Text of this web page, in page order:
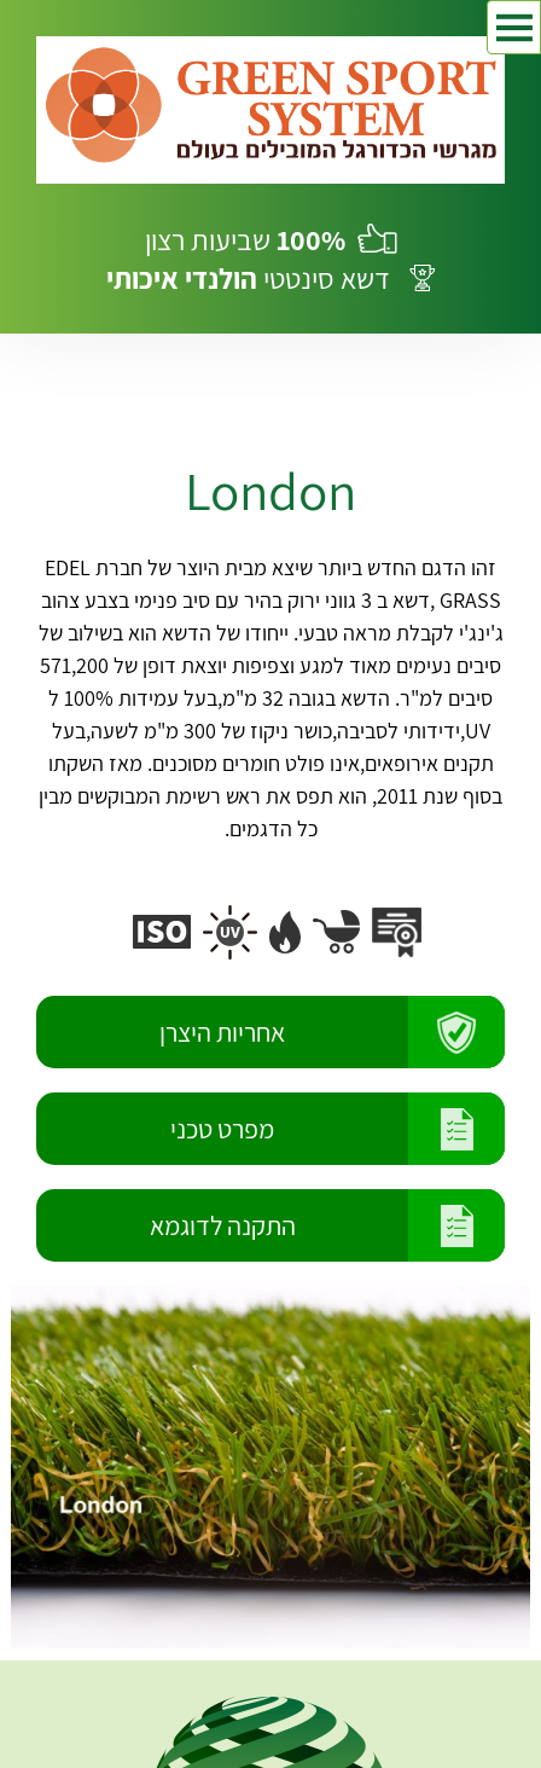
100% שביעות רצון
דשא סינטטי הולנדי איכותי
London
זהו הדגם החדש ביותר שיצא מבית היוצר של חברת EDEL
GRASS ,דשא ב 3 גווני ירוק בהיר עם סיב פנימי בצבע צהוב
ג'ינג'י לקבלת מראה טבעי. ייחודו של הדשא הוא בשילוב של
סיבים נעימים מאוד למגע וצפיפות יוצאת דופן של 571,200
סיבים למ"ר. הדשא בגובה 32 מ"מ,בעל עמידות 100% ל
UV,ידידותי לסביבה,כושר ניקוז של 300 מ"מ לשעה,בעל
תקנים אירופאים,אינו פולט חומרים מסוכנים. מאז השקתו
בסוף שנת 2011, הוא תפס את ראש רשימת המבוקשים מבין
כל הדגמים.
אחריות היצרן
מפרט טכני
התקנה לדוגמא